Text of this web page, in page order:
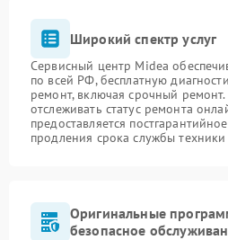
Широкий спектр услуг
Сервисный центр Midea
по всей РФ, бесплатную
ремонт, включая срочный
отслеживать статус ремонта
предоставляется
продления срока службы техники
Оригинальные
безопасное